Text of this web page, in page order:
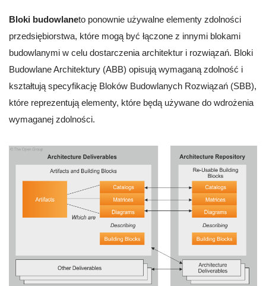
Bloki budowlaneto ponownie używalne elementy zdolności
przedsiębiorstwa, które mogą być łączone z innymi blokami
budowlanymi w celu dostarczenia architektur i rozwiązań. Bloki
Budowlane Architektury (ABB) opisują wymaganą zdolność i
kształtują specyfikację Bloków Budowlanych Rozwiązań (SBB),
które reprezentują elementy, które będą używane do wdrożenia
wymaganej zdolności.